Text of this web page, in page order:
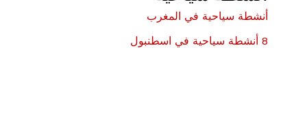
أنشطة سياحية في المغرب
8 أنشطة سياحية في اسطنبول